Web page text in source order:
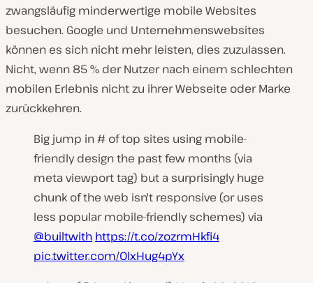
zwangsläufig minderwertige mobile Websites
besuchen. Google und Unternehmenswebsites
können es sich nicht mehr leisten, dies zuzulassen.
Nicht, wenn 85 % der Nutzer nach einem schlechten
mobilen Erlebnis nicht zu ihrer Webseite oder Marke
zurückkehren.
Big jump in # of top sites using mobile-
friendly design the past few months (via
meta viewport tag) but a surprisingly huge
chunk of the web isn't responsive (or uses
less popular mobile-friendly schemes) via
@builtwith https://t.co/zozrmHkfi4
pic.twitter.com/OlxHug4pYx